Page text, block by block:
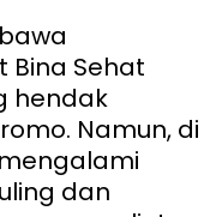
Bina Sehat
hendak
Namun, di
dan